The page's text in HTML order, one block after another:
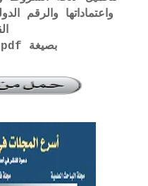
بصيغة pdf الرابط أسفله: